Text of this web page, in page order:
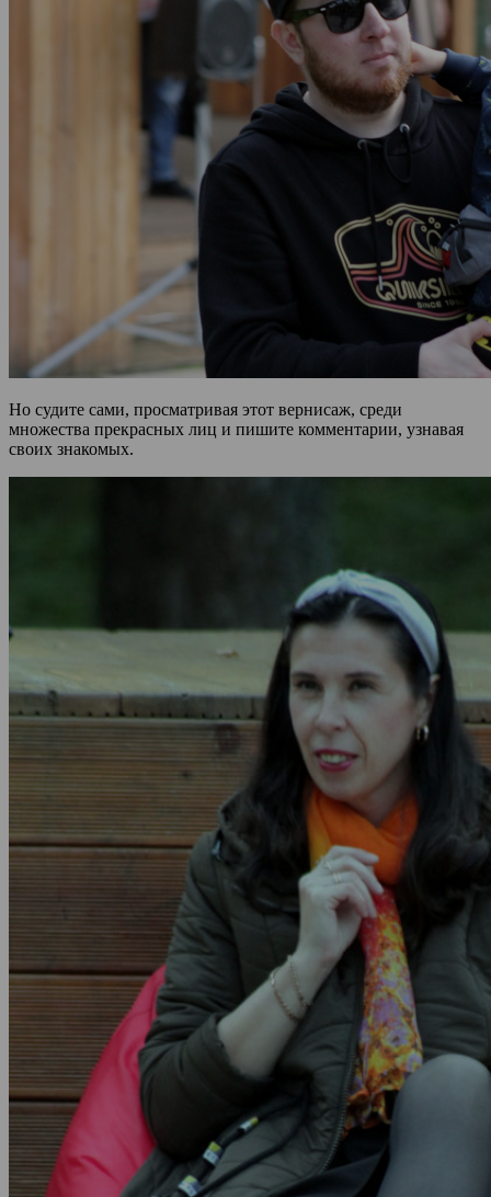
Но судите сами, просматривая этот вернисаж, среди
множества прекрасных лиц и пишите комментарии, узнавая
своих знакомых.